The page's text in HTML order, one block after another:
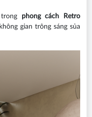
phong cách Retro
gian trông sáng sủa